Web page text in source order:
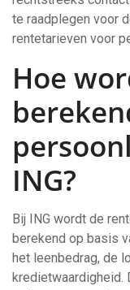
te raadplegen voor
rentetarieven voor
Hoe
ING?
Bij ING wordt de
berekend op basis
het leenbedrag, de
kredietwaardigheid.